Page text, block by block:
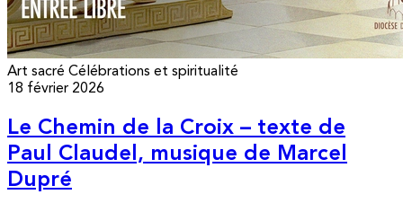
Art sacré Célébrations et spiritualité
18 février 2026
Le Chemin de la Croix – texte de
Paul Claudel, musique de Marcel
Dupré